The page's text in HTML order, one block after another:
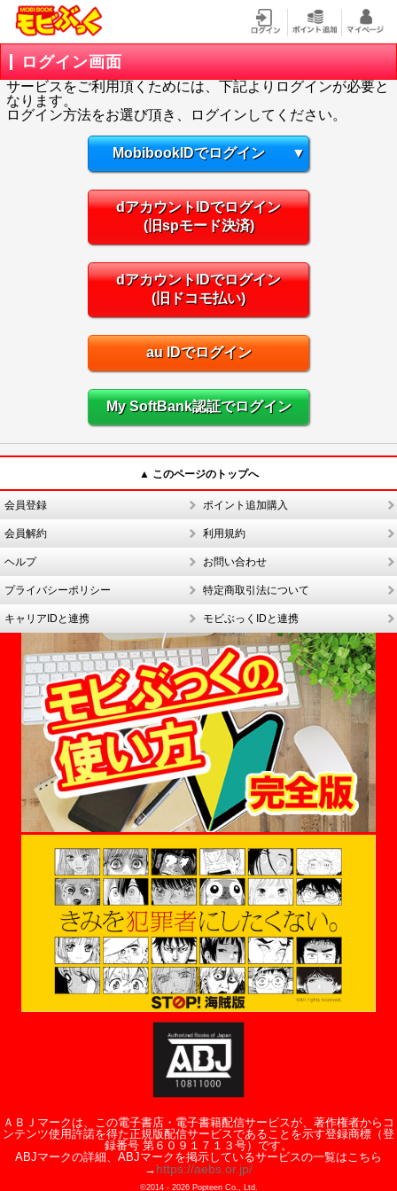
ログイン画面
サービスをご利用頂くためには、下記よりログインが必要と
なります。
ログイン方法をお選び頂き、ログインしてください。
MobibookIDでログイン ▼
dアカウントIDでログイン
(旧spモード決済)
dアカウントIDでログイン
(旧ドコモ払い)
au IDでログイン
My SoftBank認証でログイン
▲ このページのトップへ
会員登録 ポイント追加購入
会員解約 利用規約
ヘルプ お問い合わせ
プライバシーポリシー 特定商取引法について
キャリアIDと連携 モビぶっくIDと連携
ＡＢＪマークは、この電子書店・電子書籍配信サービスが、著作権者からコ
ンテンツ使用許諾を得た正規版配信サービスであることを示す登録商標（登
録番号 第６０９１７１３号）です。
ABJマークの詳細、ABJマークを掲示しているサービスの一覧はこちら
→ https://aebs.or.jp/
©2014 - 2026Popteen Co., Ltd.